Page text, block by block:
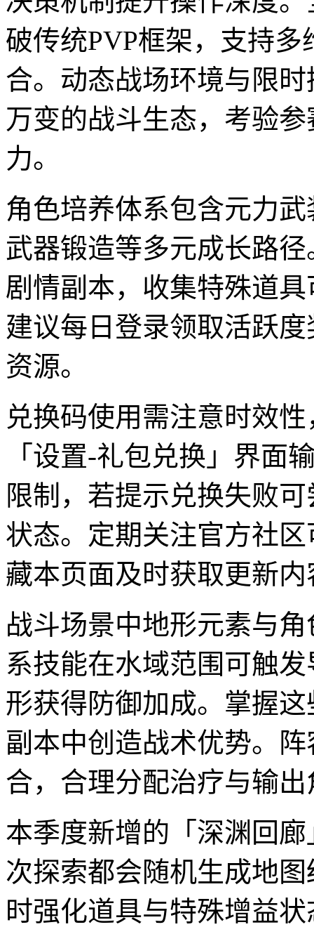
破传统PVP框架，支持
合。动态战场环境与限
万变的战斗生态，考验
力。
角色培养体系包含元力
武器锻造等多元成长路
剧情副本，收集特殊道
建议每日登录领取活跃
资源。
兑换码使用需注意时效
「设置-礼包兑换」界面
限制，若提示兑换失败
状态。定期关注官方社
藏本页面及时获取更新内
战斗场景中地形元素与
系技能在水域范围可触
形获得防御加成。掌握
副本中创造战术优势。
合，合理分配治疗与输
本季度新增的「深渊回
次探索都会随机生成地
时强化道具与特殊增益